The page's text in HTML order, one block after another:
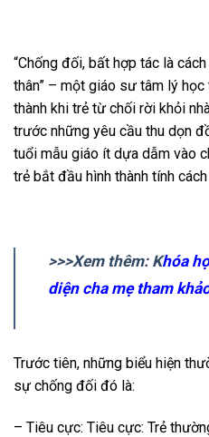
“Chống đối, bất hợp tác là
thân” – một giáo sư tâm lý
thành khi trẻ từ chối rời khỏi
trước những yêu cầu thu dọn
tuổi mẫu giáo ít dựa dẫm vào
trẻ bắt đầu hình thành tính
>>>Xem thêm: Khóa
diện cha mẹ tham
Trước tiên, những biểu hiện
sự chống đối đó là:
– Tiêu cực: Tiêu cực: Trẻ